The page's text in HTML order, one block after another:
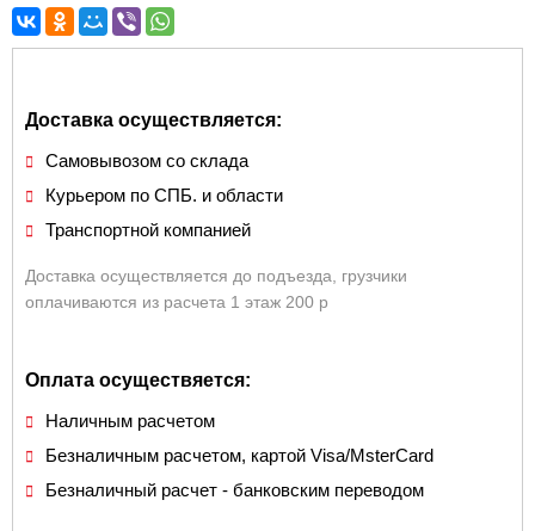
Доставка осуществляется:
Самовывозом со склада
Курьером по СПБ. и области
Транспортной компанией
Доставка осуществляется до подъезда, грузчики
оплачиваются из расчета 1 этаж 200 р
Оплата осуществяется:
Наличным расчетом
Безналичным расчетом, картой Visa/MsterCard
Безналичный расчет - банковским переводом